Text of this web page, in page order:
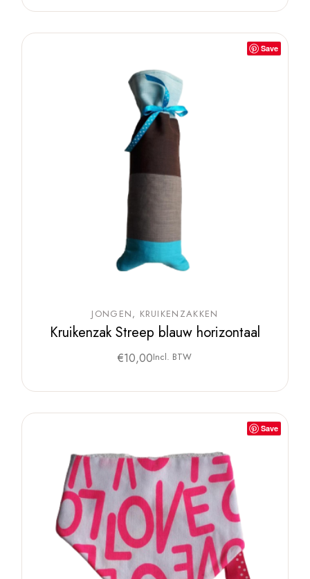
Save
JONGEN KRUIKENZAKKEN
Kruikenzak Streep blauw horizontaal
€10,00Incl. BTW
Save